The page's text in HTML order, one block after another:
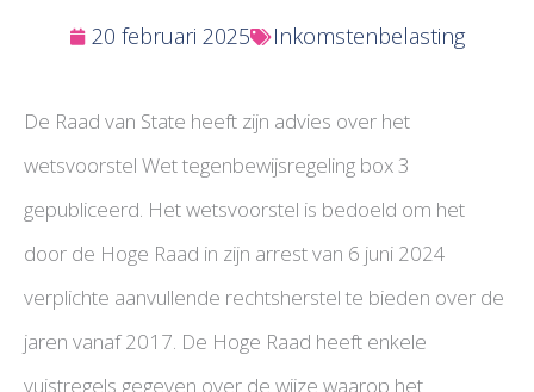
20 februari 2025 Inkomstenbelasting
De Raad van State heeft zijn advies over het
wetsvoorstel Wet tegenbewijsregeling box 3
gepubliceerd. Het wetsvoorstel is bedoeld om het
door de Hoge Raad in zijn arrest van 6 juni 2024
verplichte aanvullende rechtsherstel te bieden over de
jaren vanaf 2017. De Hoge Raad heeft enkele
vuistregels gegeven over de wijze waarop het